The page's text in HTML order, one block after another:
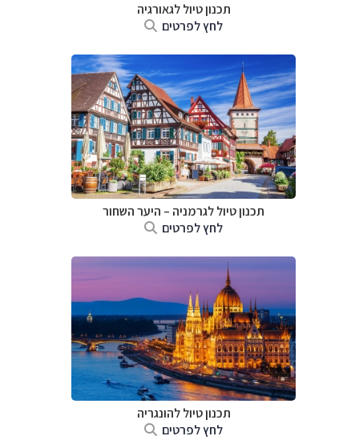
תכנון טיול לגאורגיה
לחץ לפרטים
תכנון טיול לגרמניה – היער השחור
לחץ לפרטים
תכנון טיול להונגריה
לחץ לפרטים